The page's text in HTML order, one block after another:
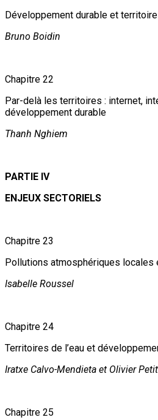
Développement durable et
Bruno Boidin
Chapitre 22
Par-delà les territoires : internet,
développement durable
Thanh Nghiem
PARTIE IV
ENJEUX SECTORIELS
Chapitre 23
Pollutions atmosphériques locales
Isabelle Roussel
Chapitre 24
Territoires de l’eau et
Iratxe Calvo-Mendieta et Olivier Petit
Chapitre 25